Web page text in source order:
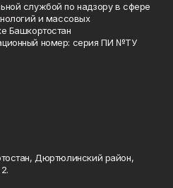
службой по надзору в сфере
и массовых
Башкортостан
номер: серия ПИ №ТУ
Дюртюлинский район,